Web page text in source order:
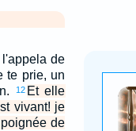
de
te prie, un
12 Et elle
vivant! je
de